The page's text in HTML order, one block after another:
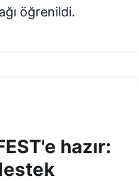
öğrenildi.
hazır: